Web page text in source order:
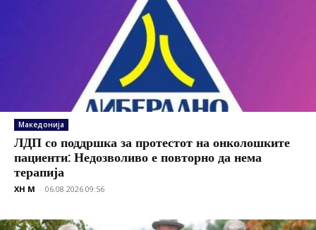
Македонија
ЛДП со поддршка за протестот на онколошките
пациенти: Недозволиво е повторно да нема
терапија
XH M - 06.08.2026 09:56